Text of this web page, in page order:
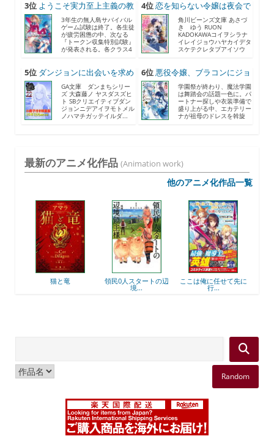
3位 ようこそ実力至上主義の教
室...
3年生の無人島サバイバル
ゲーム試験は終了。各生徒
が疲労困憊の中、次なる
『トークン収集特別試験』
が発表される。各クラス4
4位恋を知らない令嬢は夜会で
助...
角川ビーンズ文庫 あさづ
き ゆう RUON
KADOKAWAコイヲシラナ
イレイジョウハヤカイデタ
スケテクレタブアイソウ
5位 ダンジョンに出会いを求め
る...
GA文庫 ダンまちシリー
ズ 大森藤ノ ヤスダスズヒ
ト SBクリエイティブダン
ジョンニデアイヲモトメル
ノハマチガッテイルダ...
6位悪役令嬢、ブラコンにジョ
ブ...
学園祭が終わり、魔法学園
は舞踏会の話題一色に。パ
ートナー探しや衣装準備で
盛り上がる中、エカテリー
ナが祖母のドレスを斡旋
最新のアニメ化作品 (Animation work)
他のアニメ化作品一覧
猫と竜 領民0人スタートの辺
境...
ここは俺に任せて先に
行...
Random